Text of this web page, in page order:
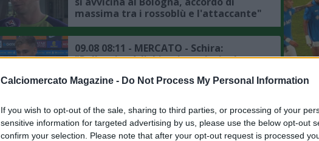
Calciomercato Magazine - Do Not Process My Personal Information
If you wish to opt-out of the sale, sharing to third parties, or processing of your
sensitive information for targeted advertising by us, please use the below opt-out
confirm your selection. Please note that after your opt-out request is processed
massima tra i rossoblù e l'attaccante"
09.08 08:11 - MERCATO - Schira:
"Pellegrino è l'obiettivo principale
fino al 2031"
09.08 08:00 - MERCATO - Romano:
"Juventus, la verità su Locatelli-Real
Madrid"